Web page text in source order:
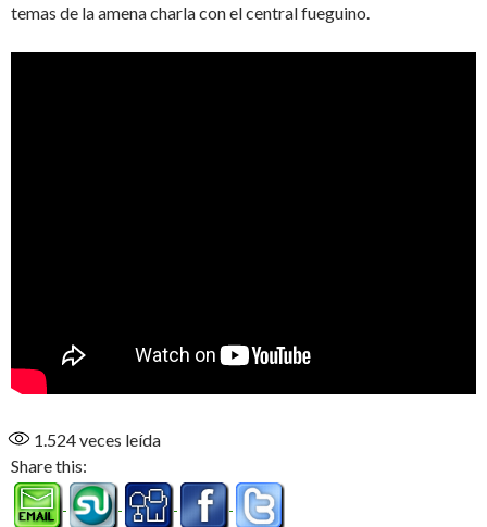
temas de la amena charla con el central fueguino.
1.524veces leída
Share this: